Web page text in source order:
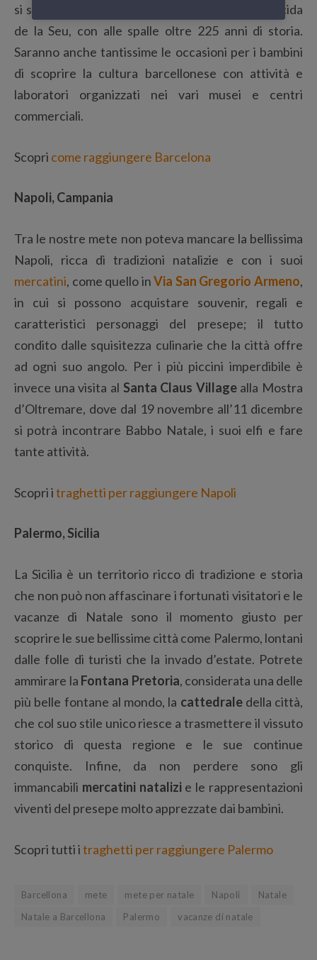
si svolge dal 28 novembre al 23 dicembre in Placida
de la Seu, con alle spalle oltre 225 anni di storia.
Saranno anche tantissime le occasioni per i bambini
di scoprire la cultura barcellonese con attività e
laboratori organizzati nei vari musei e centri
commerciali.
Scopri come raggiungere Barcelona
Napoli, Campania
Tra le nostre mete non poteva mancare la bellissima
Napoli, ricca di tradizioni natalizie e con i suoi
mercatini, come quello inVia San Gregorio Armeno,
in cui si possono acquistare souvenir, regali e
caratteristici personaggi del presepe; il tutto
condito dalle squisitezza culinarie che la città offre
ad ogni suo angolo. Per i più piccini imperdibile è
invece una visita al Santa Claus Villagealla Mostra
d’Oltremare, dove dal 19 novembre all’11 dicembre
si potrà incontrare Babbo Natale, i suoi elfi e fare
tante attività.
Scopri itraghetti per raggiungere Napoli
Palermo, Sicilia
La Sicilia è un territorio ricco di tradizione e storia
che non può non affascinare i fortunati visitatori e le
vacanze di Natale sono il momento giusto per
scoprire le sue bellissime città come Palermo, lontani
dalle folle di turisti che la invado d’estate. Potrete
ammirare la Fontana Pretoria, considerata una delle
più belle fontane al mondo, la cattedraledella città,
che col suo stile unico riesce a trasmettere il vissuto
storico di questa regione e le sue continue
conquiste. Infine, da non perdere sono gli
immancabili mercatini natalizie le rappresentazioni
viventi del presepe molto apprezzate dai bambini.
Scopri tutti itraghetti per raggiungere Palermo
Barcellona mete mete per natale Napoli
Natale
Natale a Barcellona
Palermo vacanze di natale